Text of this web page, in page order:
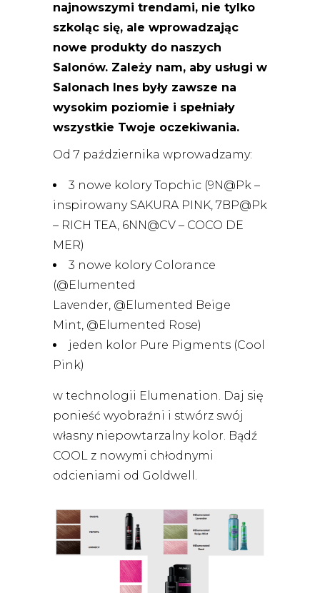
najnowszymi trendami, nie tylko
szkoląc się, ale wprowadzając
nowe produkty do naszych
Salonów. Zależy nam, aby usługi w
Salonach Ines były zawsze na
wysokim poziomie i spełniały
wszystkie Twoje oczekiwania.
Od 7 października wprowadzamy:
3 nowe kolory Topchic (9N@Pk –
inspirowany SAKURA PINK, 7BP@Pk
– RICH TEA, 6NN@CV – COCO DE
MER)
3 nowe kolory Colorance
(@Elumented
Lavender, @Elumented Beige
Mint, @Elumented Rose)
jeden kolor Pure Pigments (Cool
Pink)
w technologii Elumenation. Daj się
ponieść wyobraźni i stwórz swój
własny niepowtarzalny kolor. Bądź
COOL z nowymi chłodnymi
odcieniami od Goldwell.